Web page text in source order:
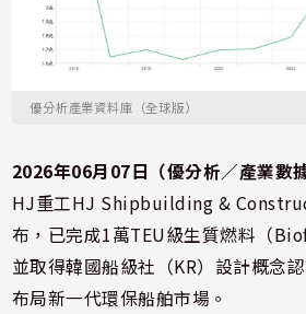
優分析產業資料庫（全球版）
2026年06月07日（優分析／產業數
HJ重工HJ Shipbuilding &
布，已完成1萬TEU級生質燃料（
並取得韓國船級社（KR）設計概念
布局新一代環保船舶市場。